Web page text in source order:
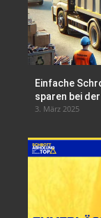
Einfache
sparen bei
3. März 2025